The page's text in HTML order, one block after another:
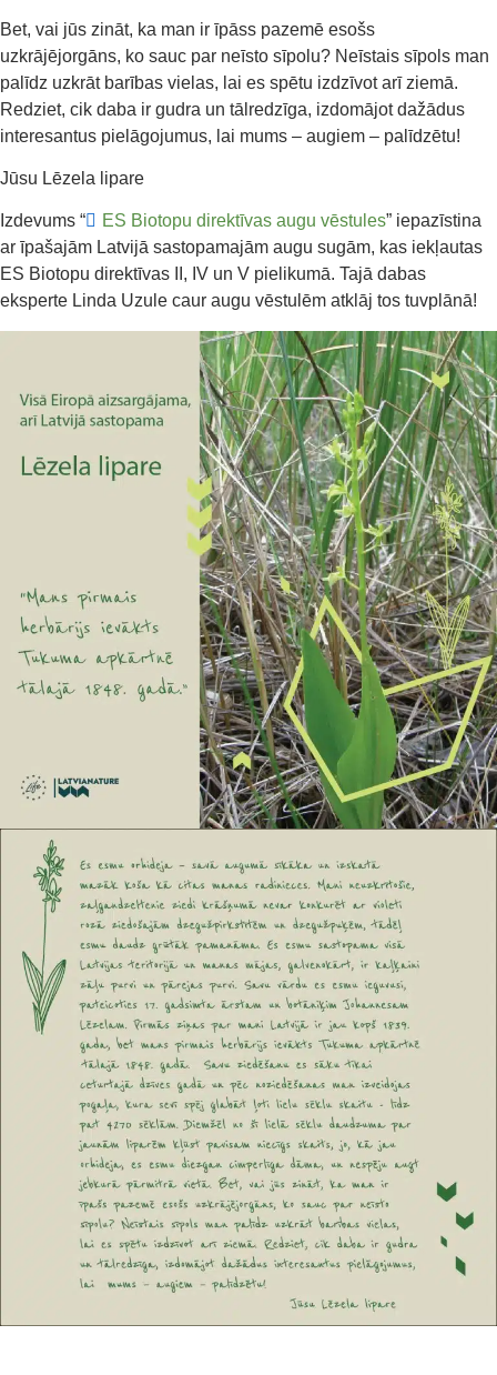
Bet, vai jūs zināt, ka man ir īpāss pazemē esošs
uzkrājējorgāns, ko sauc par neīsto sīpolu? Neīstais sīpols man
palīdz uzkrāt barības vielas, lai es spētu izdzīvot arī ziemā.
Redziet, cik daba ir gudra un tālredzīga, izdomājot dažādus
interesantus pielāgojumus, lai mums – augiem – palīdzētu!
Jūsu Lēzela lipare
Izdevums “ ES Biotopu direktīvas augu vēstules” iepazīstina
ar īpašajām Latvijā sastopamajām augu sugām, kas iekļautas
ES Biotopu direktīvas II, IV un V pielikumā. Tajā dabas
eksperte Linda Uzule caur augu vēstulēm atklāj tos tuvplānā!